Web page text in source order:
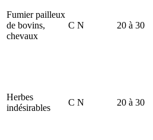
Fumier pailleux
de bovins,
chevaux
C N 20 à 30
Herbes
indésirables
C N 20 à 30